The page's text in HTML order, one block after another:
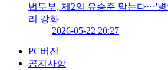
법무부, 제2의 유승준 막는다⋯'
리 강화
2026-05-22 20:27
PC버전
공지사항